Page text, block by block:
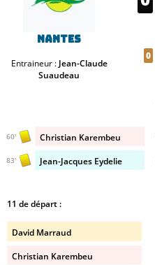
Nantes
Entraineur : Jean-Claude
Suaudeau
0
Christian Karembeu
60'
Jean-Jacques Eydelie
83'
11 de départ :
David Marraud
Christian Karembeu